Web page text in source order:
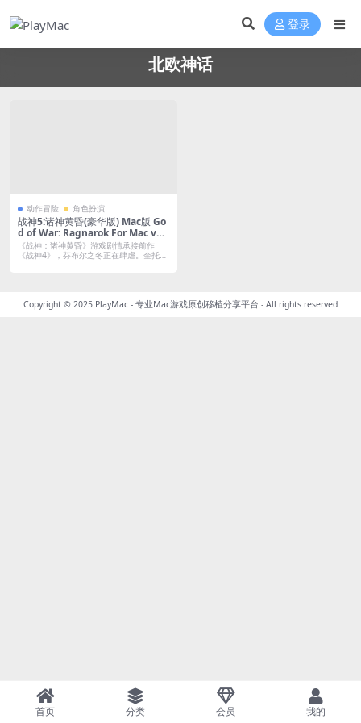
登录
北欧神话
动作冒险 角色扮演
战神5:诸神黄昏(豪华版) Mac版 Go
d of War: Ragnarok For Mac v1.
8H2｜中文移植版｜奎爷北欧神话
之旅的盛大落幕｜全DLC
《战神：诸神黄昏》游戏剧情承接前作
《战神4》，芬布尔之冬正在肆虐。奎托斯
Copyright © 2025 PlayMac - 专业Mac游戏原创移植分享平台 - All rights reserved
首页 分类 会员 我的